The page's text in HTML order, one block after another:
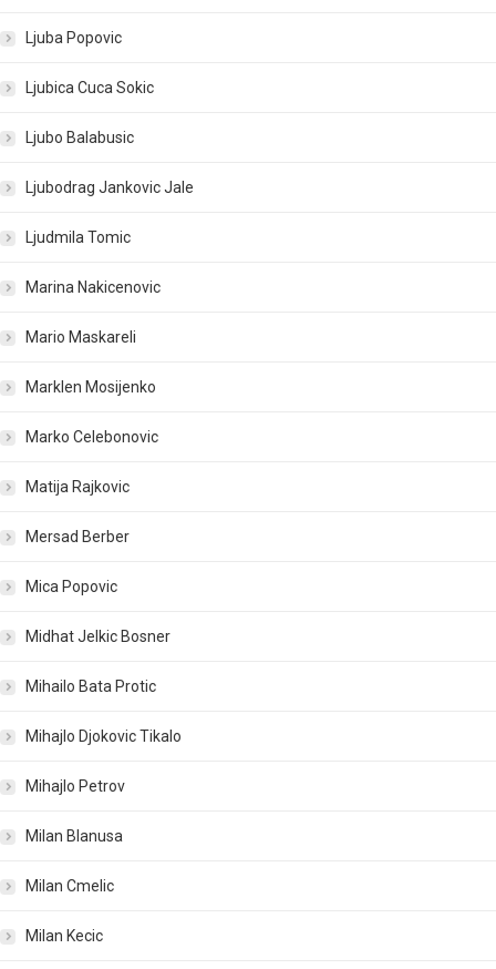
Ljuba Popovic
Ljubica Cuca Sokic
Ljubo Balabusic
Ljubodrag Jankovic Jale
Ljudmila Tomic
Marina Nakicenovic
Mario Maskareli
Marklen Mosijenko
Marko Celebonovic
Matija Rajkovic
Mersad Berber
Mica Popovic
Midhat Jelkic Bosner
Mihailo Bata Protic
Mihajlo Djokovic Tikalo
Mihajlo Petrov
Milan Blanusa
Milan Cmelic
Milan Kecic